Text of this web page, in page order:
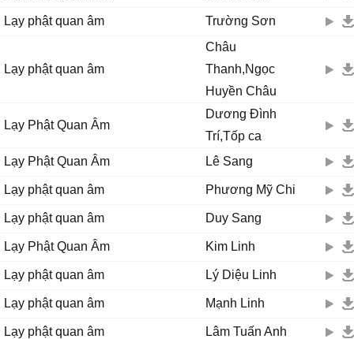
Cho con được sống đời an vui
Quan Âm cứu khổ, Quan Âm cứu nạn đời con rạng ngời
Cho con được sống đời xinh tươi
Quan Âm cứu khổ, Quan Âm cứu nạn đời con rạng ngời.
Lạy phật quan âm Trường Sơn
Lạy phật quan âm
Châu
Thanh,Ngọc
Huyền Châu
Lạy Phật Quan Âm
Dương Đình
Trí,Tốp ca
Lạy Phật Quan Âm
Lê Sang
Lạy phật quan âm Phương Mỹ Chi
Lạy phật quan âm Duy Sang
Lạy Phật Quan Âm Kim Linh
Lạy phật quan âm Lý Diệu Linh
Lạy phật quan âm Mạnh Linh
Lạy phật quan âm Lâm Tuấn Anh